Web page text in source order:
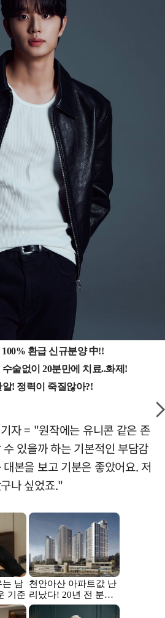
자 = "원작에는 유니콘 같은 존
있을까 하는 기본적인 부담감
본을 보고 기분은 좋았어요. 저
나 싶었죠."